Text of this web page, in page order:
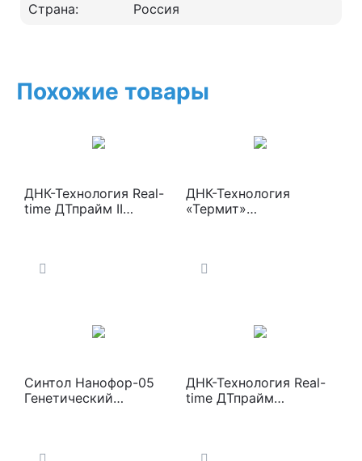
Страна: Россия
Похожие товары
ДНК-Технология Real-
time ДТпрайм II
ДНК-Технология
«Термит»
Синтол Нанофор-05
Генетический
ДНК-Технология Real-
time ДТпрайм